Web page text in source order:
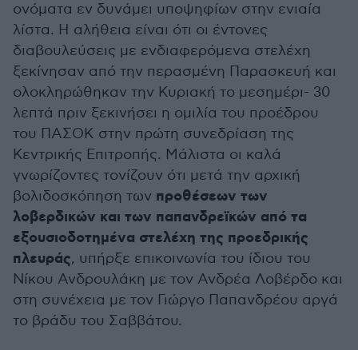
ονόματα εν δυνάμει υποψηφίων στην ενιαία
λίστα. Η αλήθεια είναι ότι οι έντονες
διαβουλεύσεις με ενδιαφερόμενα στελέχη
ξεκίνησαν από την περασμένη Παρασκευή και
ολοκληρώθηκαν την Κυριακή το μεσημέρι- 30
λεπτά πριν ξεκινήσει η ομιλία του προέδρου
του ΠΑΣΟΚ στην πρώτη συνεδρίαση της
Κεντρικής Επιτροπής. Μάλιστα οι καλά
γνωρίζοντες τονίζουν ότι μετά την αρχική
βολιδοσκόπηση των προθέσεων των
λοβερδικών και των παπανδρεϊκών από τα
εξουσιοδοτημένα στελέχη της προεδρικής
πλευράς, υπήρξε επικοινωνία του ίδιου του
Νίκου Ανδρουλάκη με τον Ανδρέα Λοβέρδο και
στη συνέχεια με τον Γιώργο Παπανδρέου αργά
το βράδυ του Σαββάτου.